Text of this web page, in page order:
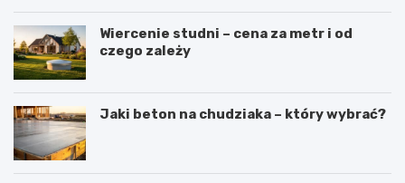
Wiercenie studni – cena za metr i od
czego zależy
Jaki beton na chudziaka – który wybrać?